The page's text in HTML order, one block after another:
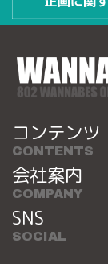
コンテンツ
CONTENTS
会社案内
COMPANY
SNS
SOCIAL